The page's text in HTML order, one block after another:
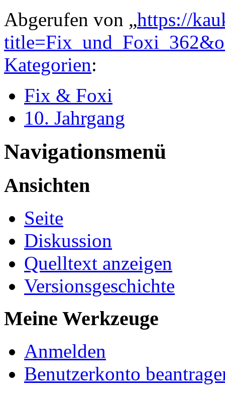
Abgerufen von „https://
Kategorien:
Fix & Foxi
10. Jahrgang
Navigationsmenü
Ansichten
Seite
Diskussion
Quelltext anzeigen
Versionsgeschichte
Meine Werkzeuge
Anmelden
Benutzerkonto